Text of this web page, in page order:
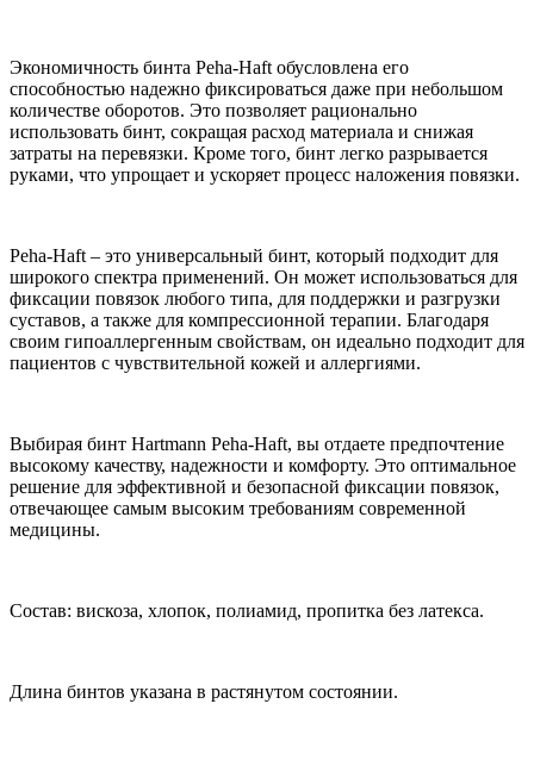
Экономичность бинта Peha-Haft обусловлена его
способностью надежно фиксироваться даже при небольшом
количестве оборотов. Это позволяет рационально
использовать бинт, сокращая расход материала и снижая
затраты на перевязки. Кроме того, бинт легко разрывается
руками, что упрощает и ускоряет процесс наложения повязки.
Peha-Haft – это универсальный бинт, который подходит для
широкого спектра применений. Он может использоваться для
фиксации повязок любого типа, для поддержки и разгрузки
суставов, а также для компрессионной терапии. Благодаря
своим гипоаллергенным свойствам, он идеально подходит для
пациентов с чувствительной кожей и аллергиями.
Выбирая бинт Hartmann Peha-Haft, вы отдаете предпочтение
высокому качеству, надежности и комфорту. Это оптимальное
решение для эффективной и безопасной фиксации повязок,
отвечающее самым высоким требованиям современной
медицины.
Состав: вискоза, хлопок, полиамид, пропитка без латекса.
Длина бинтов указана в растянутом состоянии.